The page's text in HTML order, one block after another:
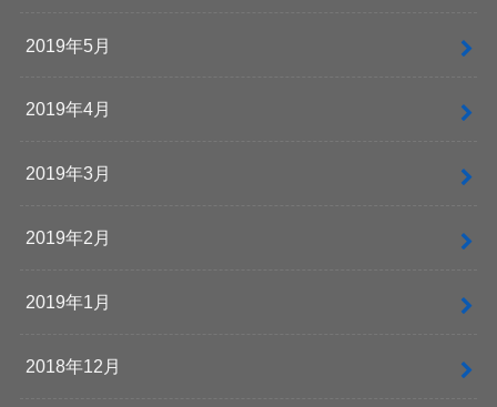
2019年5月
2019年4月
2019年3月
2019年2月
2019年1月
2018年12月